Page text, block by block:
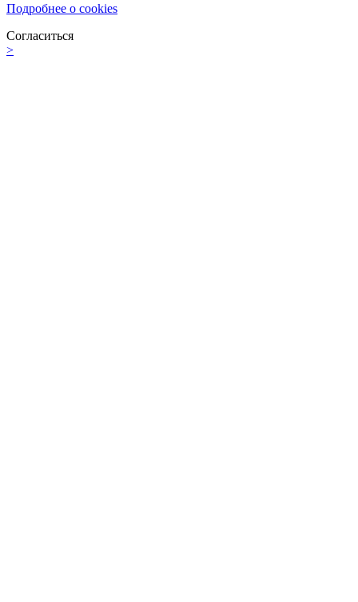
Подробнее о cookies
Согласиться
>